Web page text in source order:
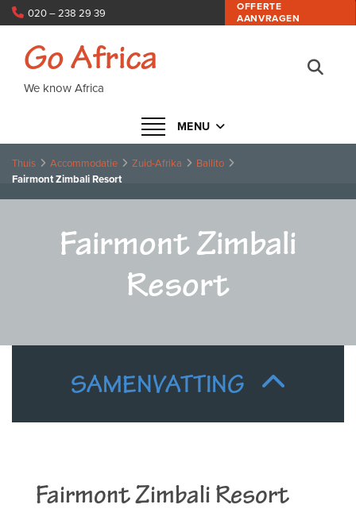
OFFERTE
AANVRAGEN
020 – 238 29 39
Navigatie in- of uitklappen
MENU
Go Africa
We know Africa
Thuis Accommodatie Zuid-Afrika
Ballito
Fairmont Zimbali Resort
Fairmont Zimbali
Resort
SAMENVATTING
Fairmont Zimbali Resort